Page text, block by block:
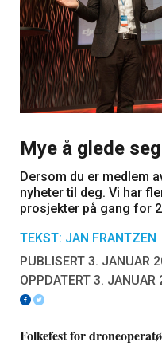
Mye å glede
Dersom du er medlem
nyheter til deg. Vi har
prosjekter på gang for
TEKST: JAN FRANTZEN
PUBLISERT 3. JANUAR
OPPDATERT 3.
Folkefest for